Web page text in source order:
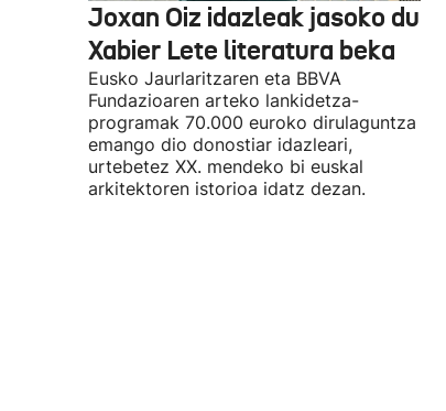
Joxan Oiz idazleak jasoko du
Xabier Lete literatura beka
Eusko Jaurlaritzaren eta BBVA
Fundazioaren arteko lankidetza-
programak 70.000 euroko dirulaguntza
emango dio donostiar idazleari,
urtebetez XX. mendeko bi euskal
arkitektoren istorioa idatz dezan.